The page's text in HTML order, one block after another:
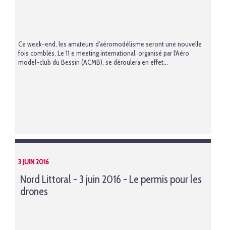
Ce week-end, les amateurs d'aéromodélisme seront une nouvelle
fois comblés. Le 11 e meeting international, organisé par l'Aéro
model-club du Bessin (ACMB), se déroulera en effet...
3 JUIN 2016
Nord Littoral - 3 juin 2016 - Le permis pour les
drones